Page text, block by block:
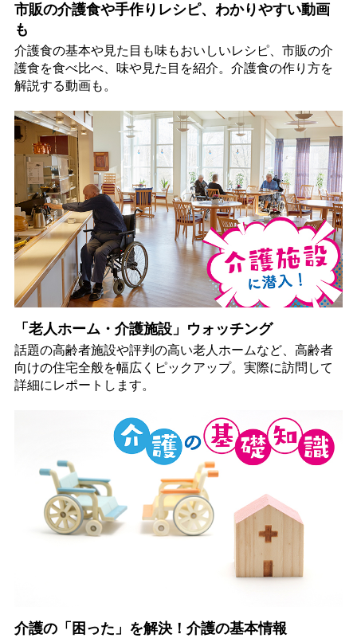
市販の介護食や手作りレシピ、わかりやすい動画
も
介護食の基本や見た目も味もおいしいレシピ、市販の介
護食を食べ比べ、味や見た目を紹介。介護食の作り方を
解説する動画も。
「老人ホーム・介護施設」ウォッチング
話題の高齢者施設や評判の高い老人ホームなど、高齢者
向けの住宅全般を幅広くピックアップ。実際に訪問して
詳細にレポートします。
介護の「困った」を解決！介護の基本情報